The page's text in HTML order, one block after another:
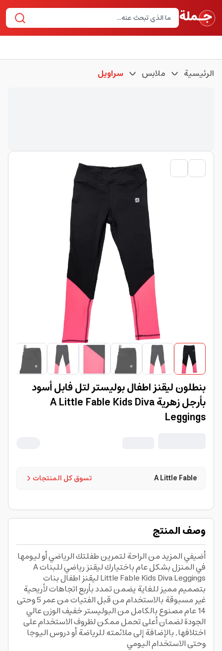
الرئيسية ملابس سراويل
بنطلون ليقنز اطفال بوليستر لتل فابل أسود
بأرجل زهرية A Little Fable Kids Diva
Leggings
تسوق كل المنتجات A Little Fable
وصف المنتج
أضيفي المزيد من الراحة لتمرين طفلتك الرياضي أو ليومها
في المنزل بشكل عام باختيارك ليقنز رياضي للبنات A
Little Fable Kids Diva Leggings ليقنز اطفال بنات
بتصميم مميز للغاية يضمن تمدد بأربع اتجاهات لأريحية
غير مسبوقة بالاستخدام من قبل الفتيات من عمر 5 وحتى
14 عام مصنوع بالكامل من البوليستر خفيف الوزن عالي
الجودة لضمان أعلى تحمل ممكن لظروف الاستخدام على
اختلافها, بالإضافة إلى ملائمته للرياضة أو دروس اليوجا
وحتى الاستخدام اليومي